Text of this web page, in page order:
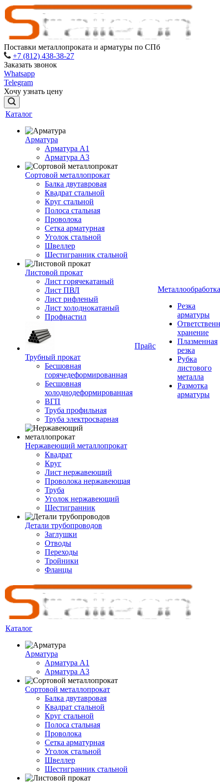
Поставки металлопроката и арматуры по СПб
+7 (812) 438-38-27
Заказать звонок
Whatsapp
Telegram
Хочу узнать цену
Каталог
Арматура
Арматура A1
Арматура А3
Сортовой металлопрокат
Балка двутавровая
Квадрат стальной
Круг стальной
Полоса стальная
Проволока
Сетка арматурная
Уголок стальной
Швеллер
Шестигранник стальной
Листовой прокат
Лист горячекатаный
Лист ПВЛ
Лист рифленый
Лист холоднокатаный
Профнастил
Трубный прокат
Бесшовная
горячедеформированная
Бесшовная
холоднодеформированная
ВГП
Труба профильная
Труба электросварная
Нержавеющий металлопрокат
Квадрат
Круг
Лист нержавеющий
Проволока нержавеющая
Труба
Уголок нержавеющий
Шестигранник
Детали трубопроводов
Заглушки
Отводы
Переходы
Тройники
Фланцы
Прайс
Металлообработка
Резка
арматуры
хранение
Плазменная
резка
Рубка
листового
металла
Размотка
арматуры
Каталог
Арматура
Арматура A1
Арматура А3
Сортовой металлопрокат
Балка двутавровая
Квадрат стальной
Круг стальной
Полоса стальная
Проволока
Сетка арматурная
Уголок стальной
Швеллер
Шестигранник стальной